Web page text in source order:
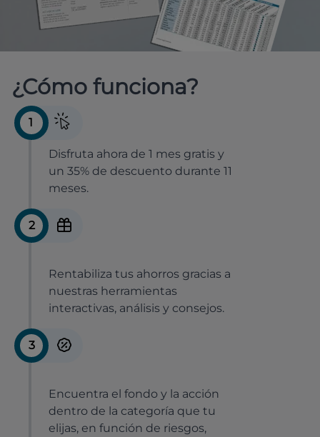
¿Cómo funciona?
1
Disfruta ahora de 1 mes gratis y
un 35% de descuento durante 11
meses.
2
Rentabiliza tus ahorros gracias a
nuestras herramientas
interactivas, análisis y consejos.
3
Encuentra el fondo y la acción
dentro de la categoría que tu
elijas, en función de riesgos,